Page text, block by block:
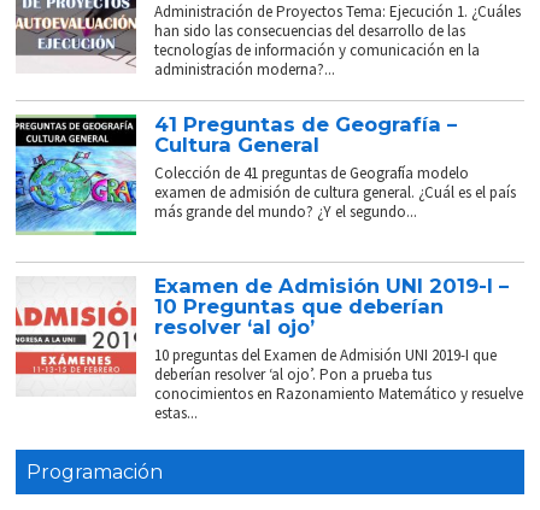
Administración de Proyectos Tema: Ejecución 1. ¿Cuáles
han sido las consecuencias del desarrollo de las
tecnologías de información y comunicación en la
administración moderna?...
41 Preguntas de Geografía –
Cultura General
Colección de 41 preguntas de Geografía modelo
examen de admisión de cultura general. ¿Cuál es el país
más grande del mundo? ¿Y el segundo...
Examen de Admisión UNI 2019-I –
10 Preguntas que deberían
resolver ‘al ojo’
10 preguntas del Examen de Admisión UNI 2019-I que
deberían resolver ‘al ojo’. Pon a prueba tus
conocimientos en Razonamiento Matemático y resuelve
estas...
Programación